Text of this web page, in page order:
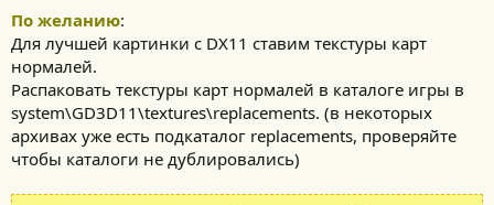
По желанию:
Для лучшей картинки с DX11 ставим текстуры карт
нормалей.
Распаковать текстуры карт нормалей в каталоге игры в
system\GD3D11\textures\replacements. (в некоторых
архивах уже есть подкаталог replacements, проверяйте
чтобы каталоги не дублировались)